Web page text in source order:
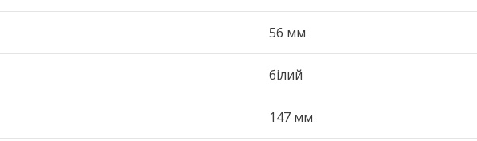
56 мм
білий
147 мм